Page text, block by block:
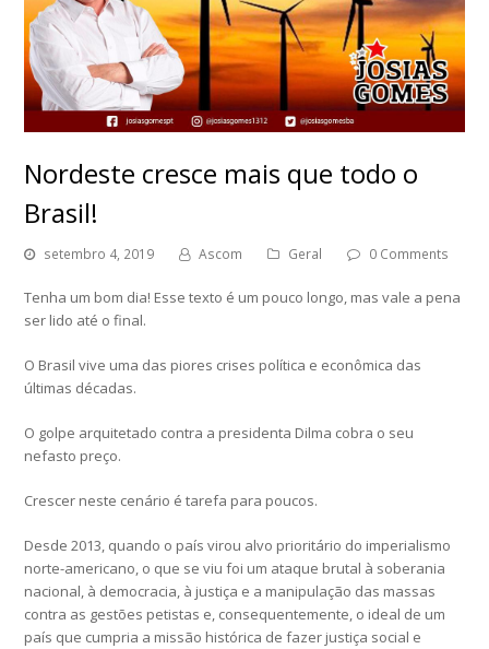
Nordeste cresce mais que todo o
Brasil!
setembro 4, 2019 Ascom Geral 0 Comments
Tenha um bom dia! Esse texto é um pouco longo, mas vale a pena
ser lido até o final.
O Brasil vive uma das piores crises política e econômica das
últimas décadas.
O golpe arquitetado contra a presidenta Dilma cobra o seu
nefasto preço.
Crescer neste cenário é tarefa para poucos.
Desde 2013, quando o país virou alvo prioritário do imperialismo
norte-americano, o que se viu foi um ataque brutal à soberania
nacional, à democracia, à justiça e a manipulação das massas
contra as gestões petistas e, consequentemente, o ideal de um
país que cumpria a missão histórica de fazer justiça social e